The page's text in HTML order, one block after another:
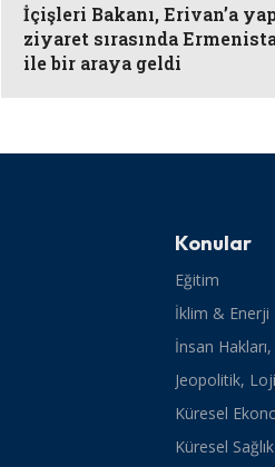
İçişleri Bakanı, Erivan’a
ziyaret sırasında
ile bir araya geldi
Konular
Eğitim
İklim & Enerji
İnsan
Jeopolitik,
Küresel
Küresel Sağlık